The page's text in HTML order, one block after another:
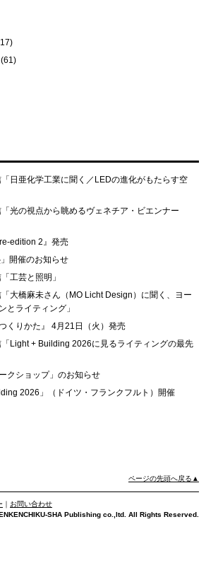
(61)
日亜化学工業に聞く／LEDの進化がもたらす空
光の視点から眺めるヴェネチア・ビエンナー
edition 2』発売
開催のお知らせ
工芸と照明」
大橋麻未さん（MO Licht Design）に聞く、ヨー
とライティング」
くりかた』 4月21日（火）発売
Light + Building 2026に見るライティングの最先
クショップ」のお知らせ
2026」（ドイツ・フランクフルト）開催
ページの先頭へ戻る▲
｜ お問い合わせ
SHA Publishing co.,ltd. All Rights Reserved.